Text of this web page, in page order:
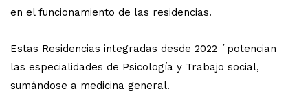
en el funcionamiento de las residencias.
Estas Residencias integradas desde 2022 ´potencian
las especialidades de Psicología y Trabajo social,
sumándose a medicina general.